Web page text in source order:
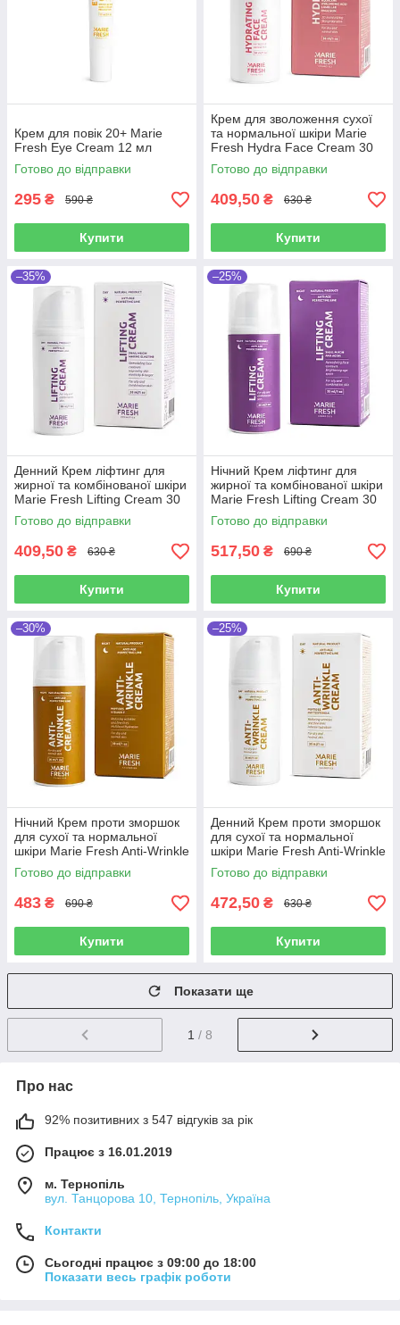
Крем для повік 20+ Marie
Fresh Eye Cream 12 мл
Готово до відправки
295 ₴ 590 ₴
Купити
Крем для зволоження сухої
та нормальної шкіри Marie
Fresh Hydra Face Cream 30
мл
Готово до відправки
409,50 ₴ 630 ₴
Купити
–35%
Денний Крем ліфтинг для
жирної та комбінованої шкіри
Marie Fresh Lifting Cream 30
мл
Готово до відправки
409,50 ₴ 630 ₴
Купити
–25%
Нічний Крем ліфтинг для
жирної та комбінованої шкіри
Marie Fresh Lifting Cream 30
мл
Готово до відправки
517,50 ₴ 690 ₴
Купити
–30%
Нічний Крем проти зморшок
для сухої та нормальної
шкіри Marie Fresh Anti-Wrinkle
Cream 30 мл
Готово до відправки
483 ₴ 690 ₴
Купити
–25%
Денний Крем проти зморшок
для сухої та нормальної
шкіри Marie Fresh Anti-Wrinkle
Cream 30 мл
Готово до відправки
472,50 ₴ 630 ₴
Купити
Показати ще
1 / 8
Про нас
92% позитивних з 547 відгуків за рік
Працює з 16.01.2019
м. Тернопіль
вул. Танцорова 10, Тернопіль, Україна
Контакти
Сьогодні працює з 09:00 до 18:00
Показати весь графік роботи